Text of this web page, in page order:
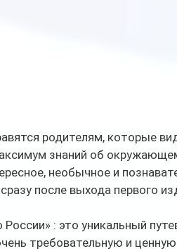
родителям, которые
знаний об
необычное и
после выхода первого
России» : это уникальный
требовательную и